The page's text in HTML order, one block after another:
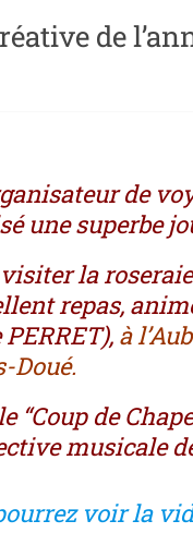
de
de
une superbe
la
repas,
à
Doué.
“Coup de
musicale
voir la